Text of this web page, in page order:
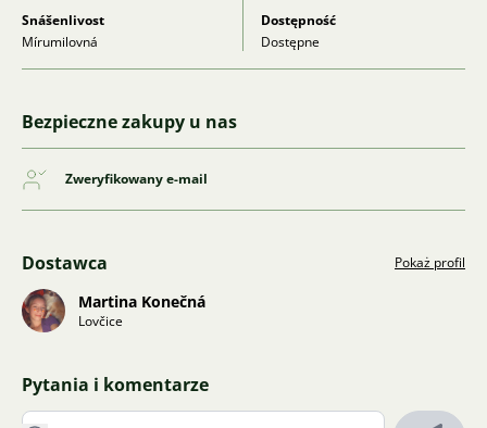
Snášenlivost
Mírumilovná
Dostępność
Dostępne
Bezpieczne zakupy u nas
Zweryfikowany e-mail
Dostawca Pokaż profil
Martina Konečná
Lovčice
Pytania i komentarze